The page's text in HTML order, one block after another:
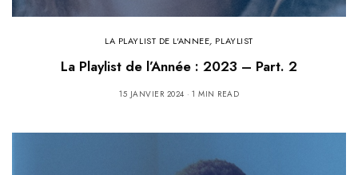
LA PLAYLIST DE L'ANNEE, PLAYLIST
La Playlist de l’Année : 2023 – Part. 2
15 JANVIER 2024 1 MIN READ